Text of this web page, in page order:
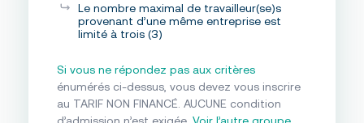
Le nombre maximal de travailleur(se)s
provenant d’une même entreprise est
limité à trois (3)
Si vous ne répondez pas aux critères
énumérés ci-dessus, vous devez vous inscrire
au TARIF NON FINANCÉ. AUCUNE condition
d’admission n’est exigée. Voir l’autre groupe